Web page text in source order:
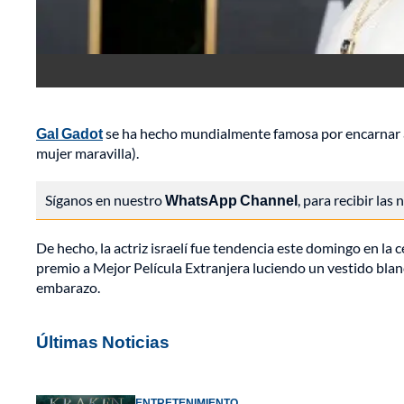
Gal Gadotse ha hecho mundialmente famosa por
mujer maravilla).
Síganos en nuestroWhatsApp Channel, para recibir las
De hecho, la actriz israelí fue tendencia este domingo en la
premio a Mejor Película Extranjera luciendo un vestido
embarazo.
Últimas Noticias